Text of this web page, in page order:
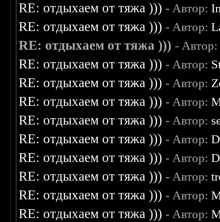
RE: отдыхаем от тяжа ))) - Автор:
RE: отдыхаем от тяжа ))) - Автор:
RE: отдыхаем от тяжа ))) -
RE: отдыхаем от тяжа ))) - Автор:
RE: отдыхаем от тяжа ))) - Автор:
RE: отдыхаем от тяжа ))) - Автор:
RE: отдыхаем от тяжа ))) - Автор:
RE: отдыхаем от тяжа ))) - Автор:
RE: отдыхаем от тяжа ))) - Автор:
RE: отдыхаем от тяжа ))) - Автор:
RE: отдыхаем от тяжа ))) - Автор:
RE: отдыхаем от тяжа ))) - Автор: